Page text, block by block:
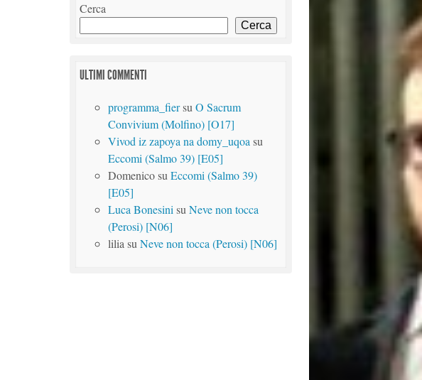
Cerca
Cerca
ULTIMI COMMENTI
programma_fiersuO Sacrum
Convivium (Molfino) [O17]
Vivod iz zapoya na domy_uqoa su
Eccomi (Salmo 39) [E05]
DomenicosuEccomi (Salmo 39)
[E05]
Luca Bonesini suNeve non tocca
(Perosi) [N06]
lilia suNeve non tocca (Perosi) [N06]